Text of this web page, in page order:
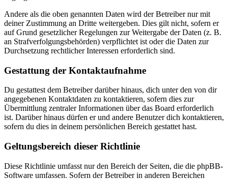
Andere als die oben genannten Daten wird der Betreiber nur mit
deiner Zustimmung an Dritte weitergeben. Dies gilt nicht, sofern er
auf Grund gesetzlicher Regelungen zur Weitergabe der Daten (z. B.
an Strafverfolgungsbehörden) verpflichtet ist oder die Daten zur
Durchsetzung rechtlicher Interessen erforderlich sind.
Gestattung der Kontaktaufnahme
Du gestattest dem Betreiber darüber hinaus, dich unter den von dir
angegebenen Kontaktdaten zu kontaktieren, sofern dies zur
Übermittlung zentraler Informationen über das Board erforderlich
ist. Darüber hinaus dürfen er und andere Benutzer dich kontaktieren,
sofern du dies in deinem persönlichen Bereich gestattet hast.
Geltungsbereich dieser Richtlinie
Diese Richtlinie umfasst nur den Bereich der Seiten, die die phpBB-
Software umfassen. Sofern der Betreiber in anderen Bereichen